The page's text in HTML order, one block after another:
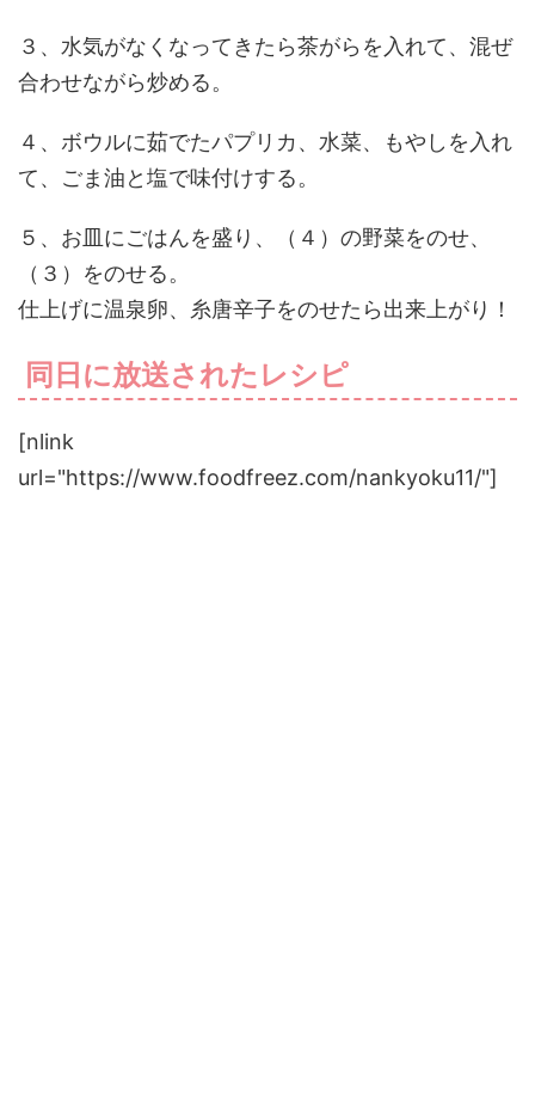
３、水気がなくなってきたら茶がらを入れて、混ぜ
合わせながら炒める。
４、ボウルに茹でたパプリカ、水菜、もやしを入れ
て、ごま油と塩で味付けする。
５、お皿にごはんを盛り、（４）の野菜をのせ、
（３）をのせる。
仕上げに温泉卵、糸唐辛子をのせたら出来上がり！
同日に放送されたレシピ
[nlink
url="https://www.foodfreez.com/nankyoku11/"]